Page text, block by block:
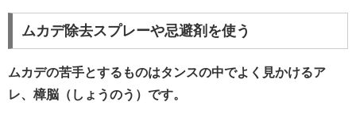
ムカデ除去スプレーや忌避剤を使う
ムカデの苦手とするものはタンスの中でよく見かけるア
レ、樟脳（しょうのう）です。